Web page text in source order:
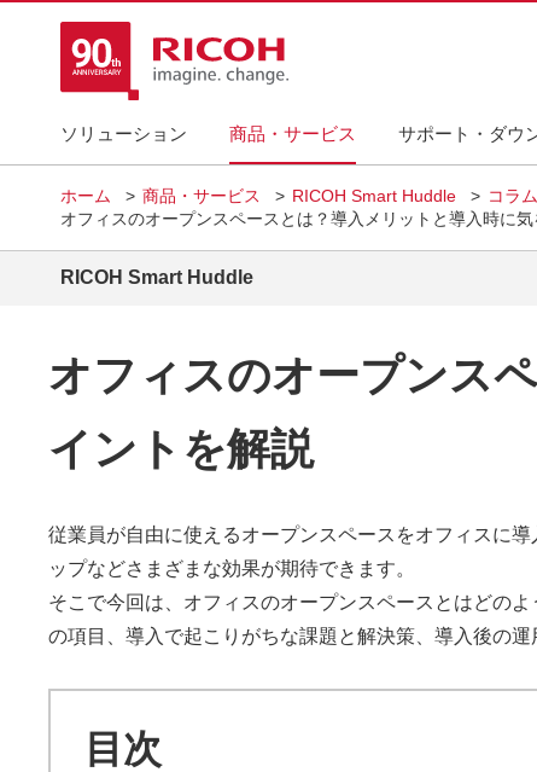
ソリューション 商品・サービス サポート・ダウ
ホーム 商品・サービス RICOH Smart Huddle
コラム
オフィスのオープンスペースとは？導入メリットと導入時に
RICOH Smart Huddle
オフィスのオープンス
イントを解説
従業員が自由に使えるオープンスペースをオフィスに
ップなどさまざまな効果が期待できます。
そこで今回は、オフィスのオープンスペースとはどの
の項目、導入で起こりがちな課題と解決策、導入後の
目次